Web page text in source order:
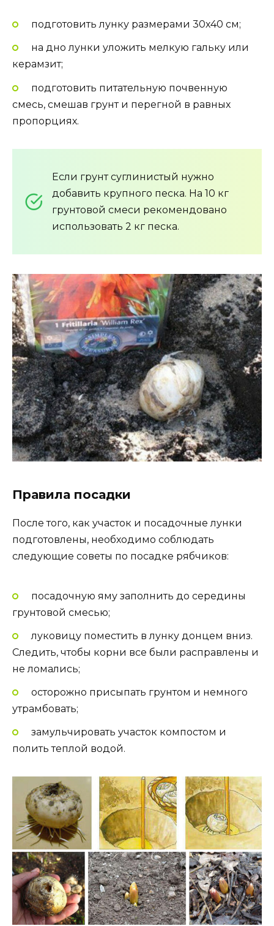
подготовить лунку размерами 30х40 см;
на дно лунки уложить мелкую гальку или
керамзит;
подготовить питательную почвенную
смесь, смешав грунт и перегной в равных
пропорциях.
Если грунт суглинистый нужно
добавить крупного песка. На 10 кг
грунтовой смеси рекомендовано
использовать 2 кг песка.
Правила посадки
После того, как участок и посадочные лунки
подготовлены, необходимо соблюдать
следующие советы по посадке рябчиков:
посадочную яму заполнить до середины
грунтовой смесью;
луковицу поместить в лунку донцем вниз.
Следить, чтобы корни все были расправлены и
не ломались;
осторожно присыпать грунтом и немного
утрамбовать;
замульчировать участок компостом и
полить теплой водой.